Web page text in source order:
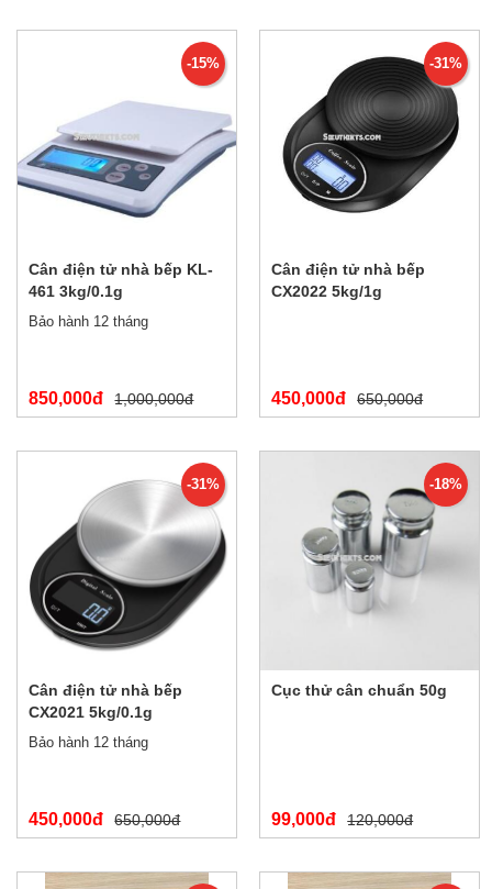
-15%
Cân điện tử nhà bếp KL-
461 3kg/0.1g
Bảo hành 12 tháng
850,000đ 1,000,000đ
-31%
Cân điện tử nhà bếp
CX2022 5kg/1g
450,000đ 650,000đ
-31%
Cân điện tử nhà bếp
CX2021 5kg/0.1g
Bảo hành 12 tháng
450,000đ 650,000đ
-18%
Cục thử cân chuẩn 50g
99,000đ 120,000đ